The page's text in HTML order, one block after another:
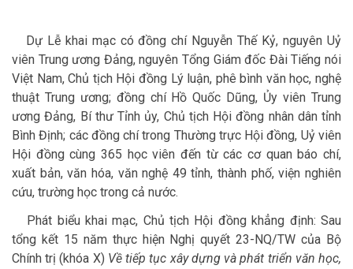
Dự Lễ khai mạc có đồng chí Nguyễn Thế Kỷ, nguyên Uỷ
viên Trung ương Đảng, nguyên Tổng Giám đốc Đài Tiếng nói
Việt Nam, Chủ tịch Hội đồng Lý luận, phê bình văn học, nghệ
thuật Trung ương; đồng chí Hồ Quốc Dũng, Ủy viên Trung
ương Đảng, Bí thư Tỉnh ủy, Chủ tịch Hội đồng nhân dân tỉnh
Bình Định; các đồng chí trong Thường trực Hội đồng, Uỷ viên
Hội đồng cùng 365 học viên đến từ các cơ quan báo chí,
xuất bản, văn hóa, văn nghệ 49 tỉnh, thành phố, viện nghiên
cứu, trường học trong cả nước.
Phát biểu khai mạc, Chủ tịch Hội đồng khẳng định: Sau
tổng kết 15 năm thực hiện Nghị quyết 23-NQ/TW của Bộ
Chính trị (khóa X) Về tiếp tục xây dựng và phát triển văn học,